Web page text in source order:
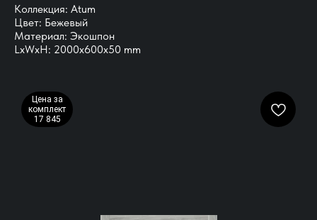
Коллекция: Atum
Цвет: Бежевый
Материал: Экошпон
LxWxH: 2000x600x50 mm
Цена за
комплект
17 845